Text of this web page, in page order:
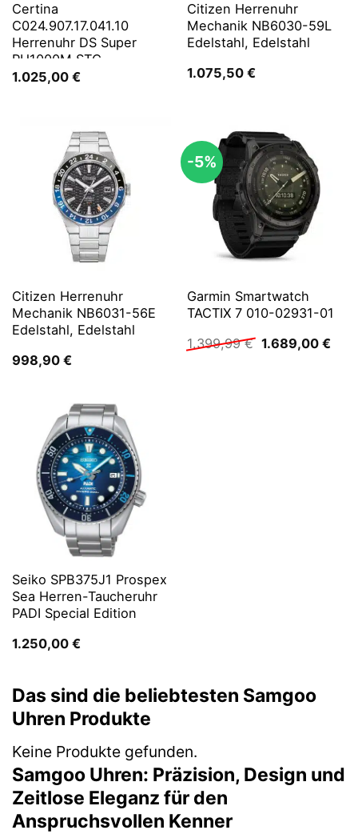
Certina
C024.907.17.041.10
Herrenuhr DS Super
PH1000M STC
1.025,00 €
Citizen Herrenuhr
Mechanik NB6030-59L
Edelstahl, Edelstahl
1.075,50 €
Citizen Herrenuhr
Mechanik NB6031-56E
Edelstahl, Edelstahl
998,90 €
-5%
Garmin Smartwatch
TACTIX 7 010-02931-01
1.399,99€ Ursprünglicher
1.689,00 €
Seiko SPB375J1 Prospex
Sea Herren-Taucheruhr
PADI Special Edition
1.250,00 €
Das sind die beliebtesten Samgoo
Uhren Produkte
Keine Produkte gefunden.
Samgoo Uhren: Präzision, Design und
Zeitlose Eleganz für den
Anspruchsvollen Kenner